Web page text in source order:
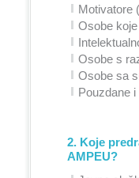
Motivatore
Osobe
Osobe s
Osobe sa
Pouzdane
2. Koje
AMPEU?